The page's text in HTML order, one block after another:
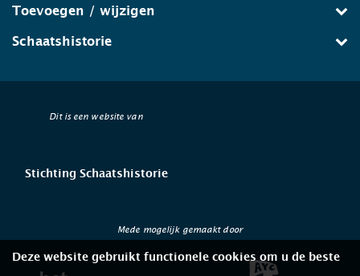
Toevoegen / wijzigen
Schaatshistorie
Dit is een website van
Stichting Schaatshistorie
Mede mogelijk gemaakt door
Deze website gebruikt functionele cookies om u de beste